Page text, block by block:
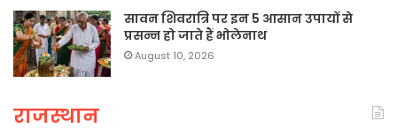
सावन शिवरात्रि पर इन 5 आसान उपायों से
प्रसन्न हो जाते हैं भोलेनाथ
August 10, 2026
राजस्थान